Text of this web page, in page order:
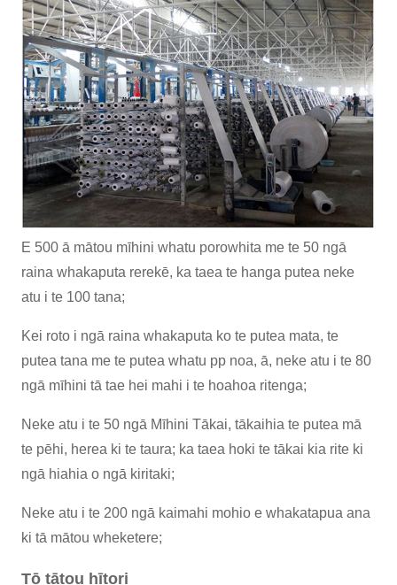
E 500 ā mātou mīhini whatu porowhita me te 50 ngā
raina whakaputa rerekē, ka taea te hanga putea neke
atu i te 100 tana;
Kei roto i ngā raina whakaputa ko te putea mata, te
putea tana me te putea whatu pp noa, ā, neke atu i te 80
ngā mīhini tā tae hei mahi i te hoahoa ritenga;
Neke atu i te 50 ngā Mīhini Tākai, tākaihia te putea mā
te pēhi, herea ki te taura; ka taea hoki te tākai kia rite ki
ngā hiahia o ngā kiritaki;
Neke atu i te 200 ngā kaimahi mohio e whakatapua ana
ki tā mātou wheketere;
Tō tātou hītori